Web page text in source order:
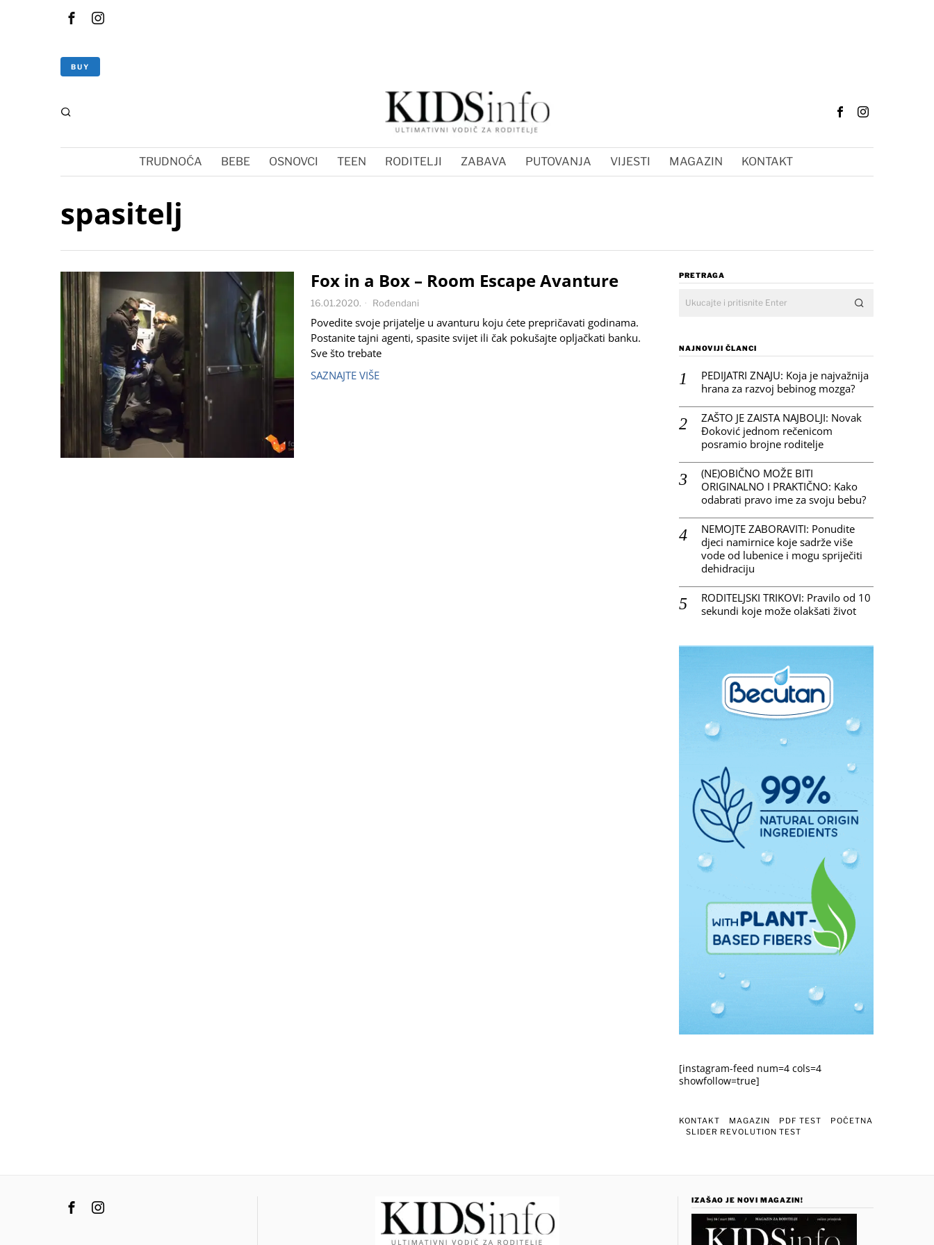
BUY
TRUDNOĆA BEBE OSNOVCI TEEN RODITELJI ZABAVA PUTOVANJA VIJESTI MAGAZIN KONTAKT
spasitelj
Fox in a Box – Room Escape Avanture
16.01.2020. Rođendani
Povedite svoje prijatelje u avanturu koju ćete prepričavati godinama.
Postanite tajni agenti, spasite svijet ili čak pokušajte opljačkati banku.
Sve što trebate
SAZNAJTE VIŠE
PRETRAGA
NAJNOVIJI ČLANCI
PEDIJATRI ZNAJU: Koja je najvažnija
hrana za razvoj bebinog mozga?
ZAŠTO JE ZAISTA NAJBOLJI: Novak
Đoković jednom rečenicom
posramio brojne roditelje
(NE)OBIČNO MOŽE BITI
ORIGINALNO I PRAKTIČNO: Kako
odabrati pravo ime za svoju bebu?
NEMOJTE ZABORAVITI: Ponudite
djeci namirnice koje sadrže više
vode od lubenice i mogu spriječiti
dehidraciju
RODITELJSKI TRIKOVI: Pravilo od 10
sekundi koje može olakšati život
[instagram-feed num=4 cols=4
showfollow=true]
KONTAKT MAGAZIN PDF TEST
POČETNA
SLIDER REVOLUTION TEST
IZAŠAO JE NOVI MAGAZIN!